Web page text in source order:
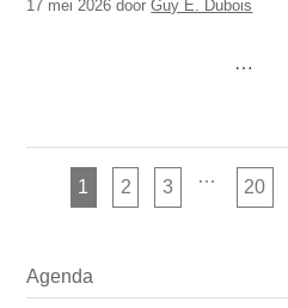
17 mei 2026 doorGuy E. Dubois
…
Pagina
1 Pagina
2 Pagina
3
Interim
pagina's
…
20
Sidebar
Agenda